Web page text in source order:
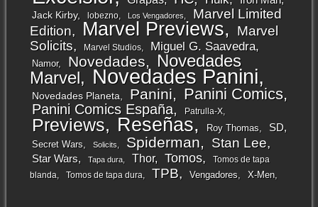
Jack Kirby lobezno Los Vengadores
Marvel Limited
Edition
Marvel Previews
Marvel
Solicits
Marvel Studios Miguel G. Saavedra
Namor Novedades
Novedades
Marvel
Novedades Panini
Novedades Planeta Panini Panini Comics
Panini Comics España Patrulla-X
Previews Reseñas Roy Thomas SD
Secret Wars Solicits Spiderman Stan Lee
Star Wars Tapa dura Thor Tomos
Tomos de tapa
blanda
Tomos de tapa dura TPB Vengadores X-Men